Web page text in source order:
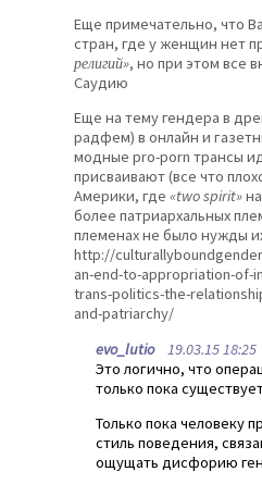
Еще примечательно, что
стран, где у женщин нет
религий», но при этом все
Саудию
Еще на тему гендера в
радфем) в онлайн и
модные pro-porn трансы
присваивают (все что
Америки, где «two spirit»
более патриархальных
племенах не было нужды
http://
an-end-to-appropriation-of-
trans-politics-the-
and-patriarchy/
evo_lutio19.03.15 18:25
Это логично, что
только пока
Только пока человеку
стиль поведения,
ощущать дисфорию